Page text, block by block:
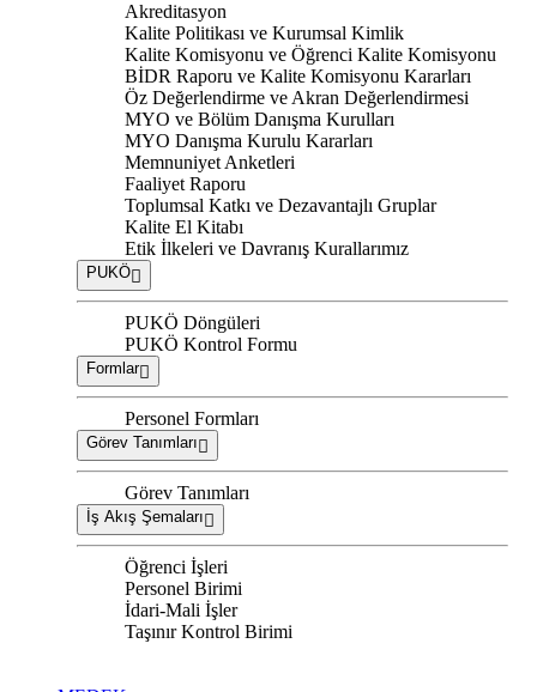
Akreditasyon
Kalite Politikası ve Kurumsal Kimlik
Kalite Komisyonu ve Öğrenci Kalite Komisyonu
BİDR Raporu ve Kalite Komisyonu Kararları
Öz Değerlendirme ve Akran Değerlendirmesi
MYO ve Bölüm Danışma Kurulları
MYO Danışma Kurulu Kararları
Memnuniyet Anketleri
Faaliyet Raporu
Toplumsal Katkı ve Dezavantajlı Gruplar
Kalite El Kitabı
Etik İlkeleri ve Davranış Kurallarımız
PUKÖ
PUKÖ Döngüleri
PUKÖ Kontrol Formu
Formlar
Personel Formları
Görev Tanımları
Görev Tanımları
İş Akış Şemaları
Öğrenci İşleri
Personel Birimi
İdari-Mali İşler
Taşınır Kontrol Birimi